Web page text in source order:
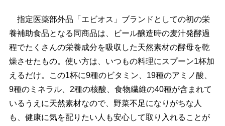
指定医薬部外品「エビオス」ブランドとしての初の栄
養補助食品となる同商品は、ビール醸造時の麦汁発酵過
程でたくさんの栄養成分を吸収した天然素材の酵母を乾
燥させたもの。使い方は、いつもの料理にスプーン1杯加
えるだけ。この1杯に9種のビタミン、19種のアミノ酸、
9種のミネラル、2種の核酸、食物繊維の40種が含まれて
いるうえに天然素材なので、野菜不足になりがちな人
も、健康に気を配りたい人も安心して取り入れることが